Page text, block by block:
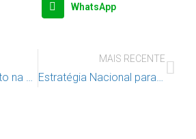
WhatsApp
Os Jovens têm voto na matéria
MAIS RECENTE
Estratégia Nacional para os Direitos das Vítimas de Crime 2024 a 2028